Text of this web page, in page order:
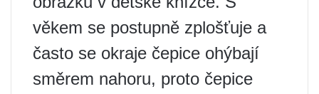
věkem se postupně zplošťuje a
často se okraje čepice ohýbají
směrem nahoru, proto čepice